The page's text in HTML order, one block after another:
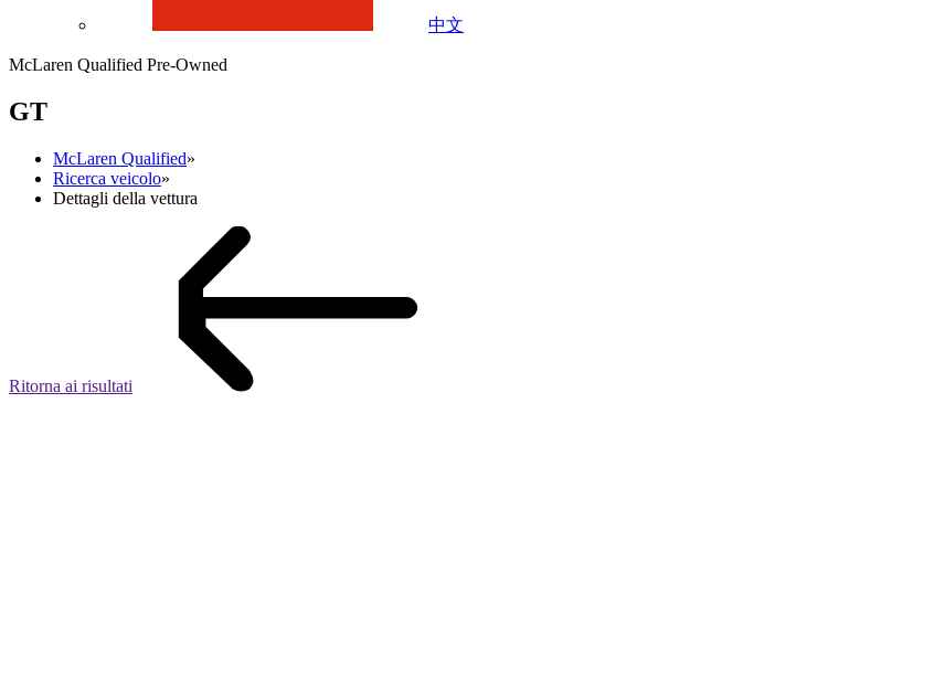
中文
McLaren Qualified Pre-Owned
GT
McLaren Qualified»
Ricerca veicolo»
Dettagli della vettura
Ritorna ai risultati